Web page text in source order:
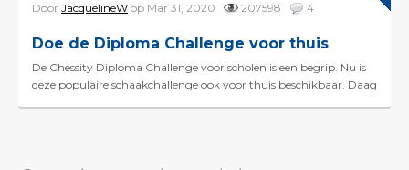
Door JacquelineW op Mar 31, 2020 207598 4
Doe de Diploma Challenge voor thuis
De Chessity Diploma Challenge voor scholen is een begrip. Nu is
deze populaire schaakchallenge ook voor thuis beschikbaar. Daag